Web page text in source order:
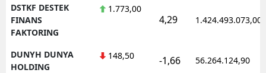
DSTKF DESTEK
FINANS
FAKTORING
1.773,00
4,29 1.424.493.073,00
DUNYH DUNYA
HOLDING
148,50 -1,66 56.264.124,90